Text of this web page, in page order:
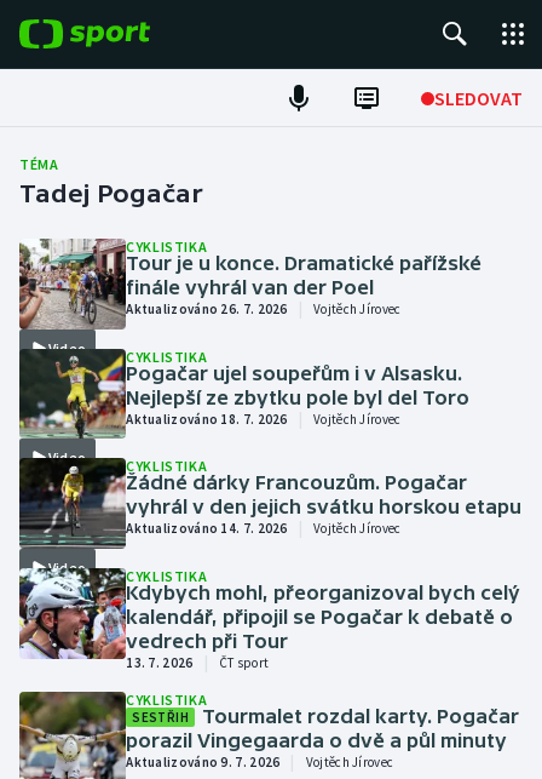
SLEDOVAT
Fotbal
Hokej
Tenis
Atletika
Cyklistika
DALŠÍ SPORTY
Americký fotbal
Baseball a softbal
Basketbal
Boby a skeleton
NEPŘEHLÉDNĚTE
Soutěže
Historické návraty
AZ kvíz
TÉMA
Tadej Pogačar
Video
CYKLISTIKA
Tour je u konce. Dramatické pařížské
finále vyhrál van der Poel
Aktualizováno 26. 7. 2026 Vojtěch Jírovec
Video
CYKLISTIKA
Pogačar ujel soupeřům i v Alsasku.
Nejlepší ze zbytku pole byl del Toro
Aktualizováno 18. 7. 2026 Vojtěch Jírovec
Video
CYKLISTIKA
Žádné dárky Francouzům. Pogačar
vyhrál v den jejich svátku horskou etapu
Aktualizováno 14. 7. 2026 Vojtěch Jírovec
CYKLISTIKA
Kdybych mohl, přeorganizoval bych celý
kalendář, připojil se Pogačar k debatě o
vedrech při Tour
13. 7. 2026 ČT sport
CYKLISTIKA
SESTŘIH
Tourmalet rozdal karty. Pogačar
porazil Vingegaarda o dvě a půl minuty
Aktualizováno 9. 7. 2026 Vojtěch Jírovec